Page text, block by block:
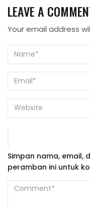
LEAVE A
Your email address
Simpan nama, email,
peramban ini untuk